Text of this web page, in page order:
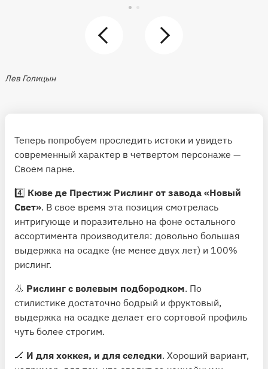
Лев Голицын
Теперь попробуем проследить истоки и увидеть
современный характер в четвертом персонаже —
Своем парне.
4️⃣ Кюве де Престиж Рислинг от завода «Новый
Свет». В свое время эта позиция смотрелась
интригующе и поразительно на фоне остального
ассортимента производителя: довольно большая
выдержка на осадке (не менее двух лет) и 100%
рислинг.
👃 Рислинг с волевым подбородком. По
стилистике достаточно бодрый и фруктовый,
выдержка на осадке делает его сортовой профиль
чуть более строгим.
🏒 И для хоккея, и для селедки. Хороший вариант,